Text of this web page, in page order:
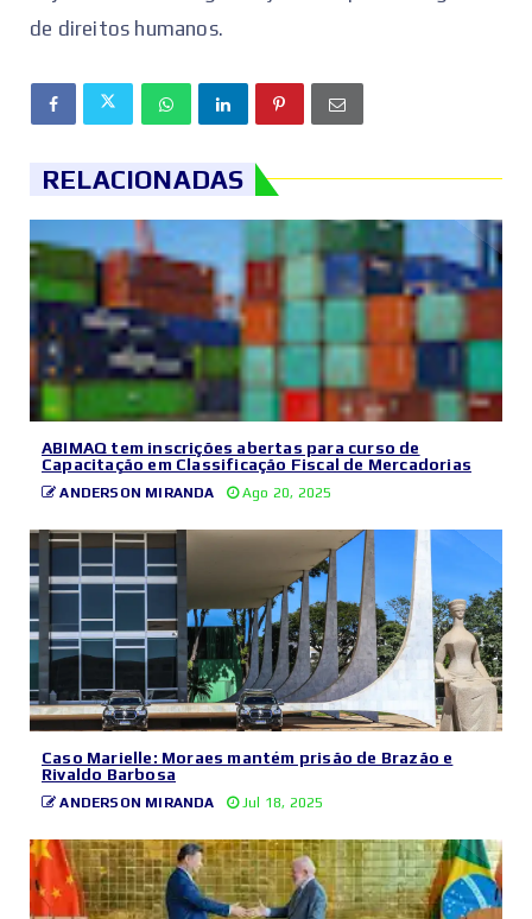
de direitos humanos.
RELACIONADAS
ABIMAQ tem inscrições abertas para curso de
Capacitação em Classificação Fiscal de Mercadorias
ANDERSON MIRANDA Ago 20, 2025
Caso Marielle: Moraes mantém prisão de Brazão e
Rivaldo Barbosa
ANDERSON MIRANDA Jul 18, 2025